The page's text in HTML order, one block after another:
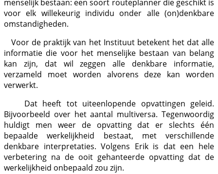
menselijk bestaan: een soort routeplanner die geschikt is
voor elk willekeurig individu onder alle (on)denkbare
omstandigheden.
Voor de praktijk van het Instituut betekent het dat alle
informatie die voor het menselijke bestaan van belang
kan zijn, dat wil zeggen alle denkbare informatie,
verzameld moet worden alvorens deze kan worden
verwerkt.
Dat heeft tot uiteenlopende opvattingen geleid.
Bijvoorbeeld over het aantal multiversa. Tegenwoordig
huldigt men weer de opvatting dat er slechts één
bepaalde werkelijkheid bestaat, met verschillende
denkbare interpretaties. Volgens Erik is dat een hele
verbetering na de ooit gehanteerde opvatting dat de
werkelijkheid onbepaald zou zijn.